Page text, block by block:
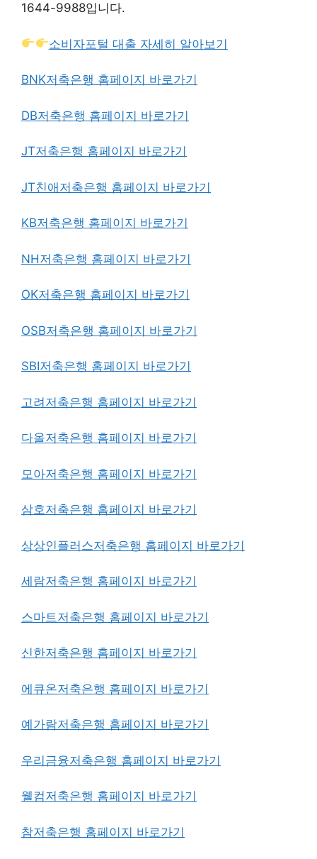
1644-9988입니다.
소비자포털 대출 자세히 알아보기
BNK저축은행 홈페이지 바로가기
DB저축은행 홈페이지 바로가기
JT저축은행 홈페이지 바로가기
JT친애저축은행 홈페이지 바로가기
KB저축은행 홈페이지 바로가기
NH저축은행 홈페이지 바로가기
OK저축은행 홈페이지 바로가기
OSB저축은행 홈페이지 바로가기
SBI저축은행 홈페이지 바로가기
고려저축은행 홈페이지 바로가기
다올저축은행 홈페이지 바로가기
모아저축은행 홈페이지 바로가기
삼호저축은행 홈페이지 바로가기
상상인플러스저축은행 홈페이지 바로가기
세람저축은행 홈페이지 바로가기
스마트저축은행 홈페이지 바로가기
신한저축은행 홈페이지 바로가기
에큐온저축은행 홈페이지 바로가기
예가람저축은행 홈페이지 바로가기
우리금융저축은행 홈페이지 바로가기
웰컴저축은행 홈페이지 바로가기
참저축은행 홈페이지 바로가기